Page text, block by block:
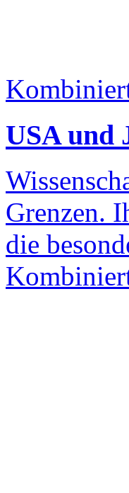
USA und
Grenzen.
die